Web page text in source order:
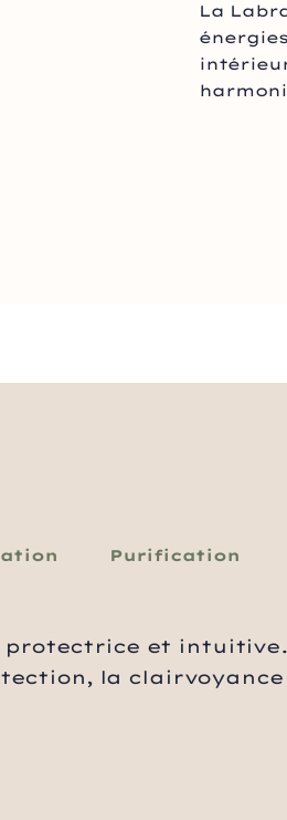
La
Purification
protectrice et
la